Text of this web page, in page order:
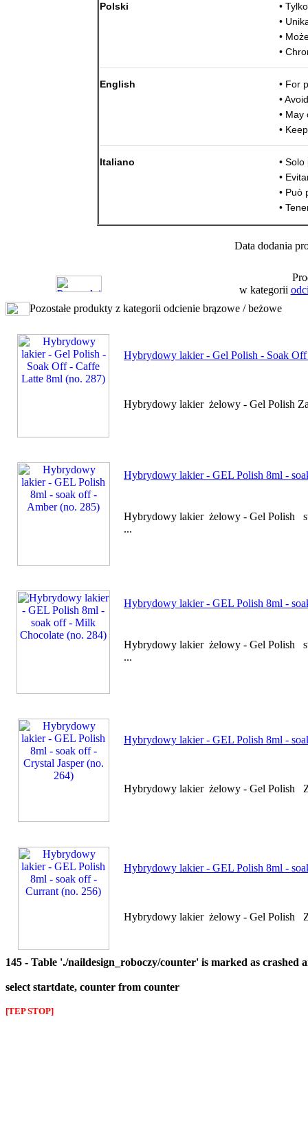
Polski
•
•
•
•
English
• For
•
• May
•
Italiano
•
•
• Può
•
Data dodania
w kategorii
Pozostałe produkty z kategorii odcienie brązowe / beżowe
Hybrydowy lakier - Gel Polish - Soak
Hybrydowy lakier żelowy - Gel Polish
Hybrydowy lakier - GEL Polish 8ml -
Hybrydowy lakier żelowy - Gel Polish
...
Hybrydowy lakier - GEL Polish 8ml -
Hybrydowy lakier żelowy - Gel Polish
...
Hybrydowy lakier - GEL Polish 8ml -
Hybrydowy lakier żelowy - Gel Polish
Hybrydowy lakier - GEL Polish 8ml -
Hybrydowy lakier żelowy - Gel Polish
145 - Table './naildesign_roboczy/counter' is marked as crashed
select startdate, counter from counter
[TEP STOP]